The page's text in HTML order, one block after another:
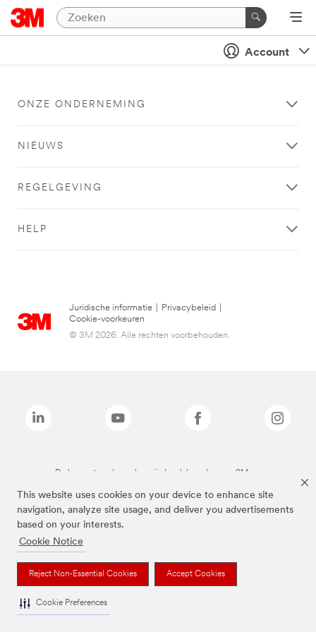
This website uses cookies on your device to enhance site
navigation, analyze site usage, and deliver you advertisements
based on your interests.
Cookie Notice
Reject Non-Essential Cookies Accept Cookies
Cookie Preferences
Account
ONZE ONDERNEMING
NIEUWS
REGELGEVING
HELP
Juridische informatie Privacybeleid
Cookie-voorkeuren
© 3M 2026. Alle rechten voorbehouden.
De bovenstaande merken zijn handelsmerken van 3M.we